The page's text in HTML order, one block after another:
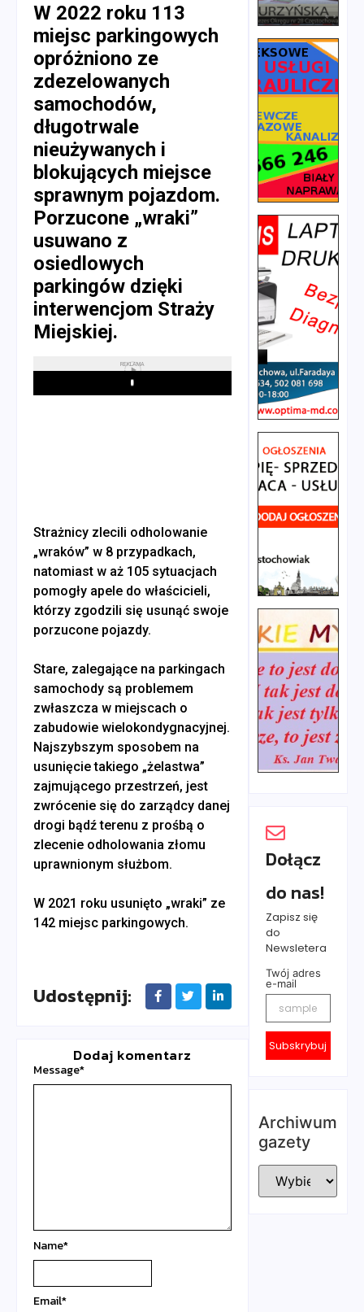
W 2022 roku 113
miejsc parkingowych
opróżniono ze
zdezelowanych
samochodów,
długotrwale
nieużywanych i
blokujących miejsce
sprawnym pojazdom.
Porzucone „wraki”
usuwano z
osiedlowych
parkingów dzięki
interwencjom Straży
Miejskiej.
REKLAMA
Play
Strażnicy zlecili odholowanie
„wraków” w 8 przypadkach,
natomiast w aż 105 sytuacjach
pomogły apele do właścicieli,
którzy zgodzili się usunąć swoje
porzucone pojazdy.
Stare, zalegające na parkingach
samochody są problemem
zwłaszcza w miejscach o
zabudowie wielokondygnacyjnej.
Najszybszym sposobem na
usunięcie takiego „żelastwa”
zajmującego przestrzeń, jest
zwrócenie się do zarządcy danej
drogi bądź terenu z prośbą o
zlecenie odholowania złomu
uprawnionym służbom.
W 2021 roku usunięto „wraki” ze
142 miejsc parkingowych.
Udostępnij:
Dodaj komentarz
Message*
Name*
Email*
Dołącz
do nas!
Zapisz się
do
Newsletera
Twój adres
e-mail
Subskrybuj
Archiwum
gazety